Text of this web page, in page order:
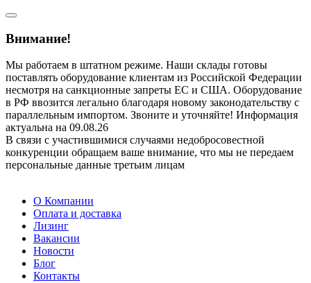
Внимание!
Мы работаем в штатном режиме. Наши склады готовы
поставлять оборудование клиентам из Российской Федерации
несмотря на санкционные запреты ЕС и США. Оборудование
в РФ ввозится легально благодаря новому законодательству с
параллельным импортом. Звоните и уточняйте! Информация
актуальна на 09.08.26
В связи с участившимися случаями недобросовестной
конкуренции обращаем ваше внимание, что мы не передаем
персональные данные третьим лицам
О Компании
Оплата и доставка
Лизинг
Вакансии
Новости
Блог
Контакты